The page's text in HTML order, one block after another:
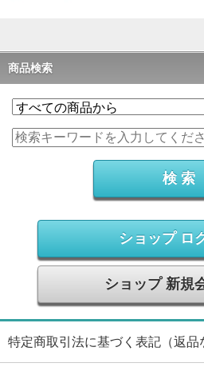
商品検索
ショップ ロ
ショップ 新規
特定商取引法に基づく表記（返品